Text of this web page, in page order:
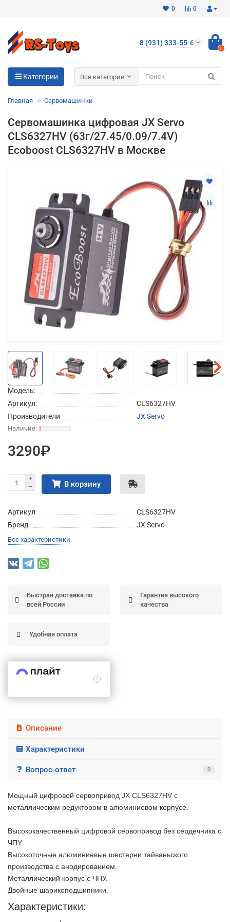
0
0
8 (931) 333-55-65
0
Категории Все категории
Главная Сервомашинки
Сервомашинка цифровая JX Servo
CLS6327HV (63г/27.45/0.09/7.4V)
Ecoboost CLS6327HV в Москве
Модель:
Артикул:
CLS6327HV
Производители
JX Servo
3290₽
В корзину
Артикул
CLS6327HV
Бренд
JX Servo
Все характеристики
Быстрая доставка по
всей России
Гарантия высокого
качества
Удобная оплата
Описание
Характеристики
Вопрос-ответ 0
Мощный цифровой сервопривод JX CLS6327HV с
металлическим редуктором в алюминиевом корпусе.
Высококачественный цифровой сервопривод без сердечника с
ЧПУ.
Высокоточные алюминиевые шестерни тайваньского
производства с анодированием.
Металлический корпус с ЧПУ.
Двойные шарикоподшипники.
Характеристики:
Разбейте
без переплат
Добавляйте товары
в корзину
Оплачивайте сегодня только
25% картой любого банка
Получайте товар
выбранный способом
списыватьсяс вашей карты
по 25%каждые 2 недели
об оплате Частями
недель